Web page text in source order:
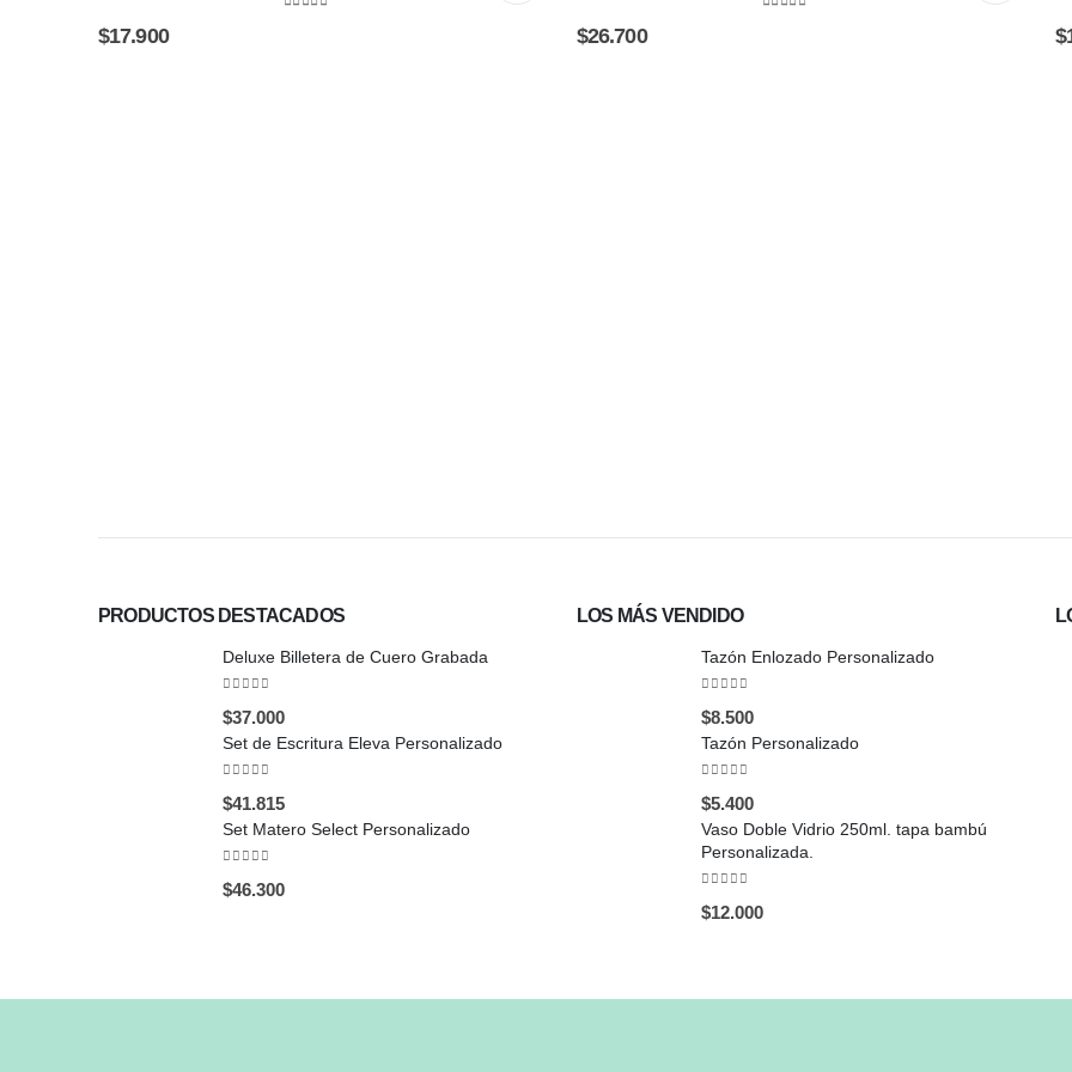
$17.900 $26.700 $
PRODUCTOS DESTACADOS
Deluxe Billetera de Cuero Grabada
$37.000
Set de Escritura Eleva Personalizado
$41.815
Set Matero Select Personalizado
$46.300
LOS MÁS VENDIDO
Tazón Enlozado Personalizado
$8.500
Tazón Personalizado
$5.400
Vaso Doble Vidrio 250ml. tapa bambú
Personalizada.
$12.000